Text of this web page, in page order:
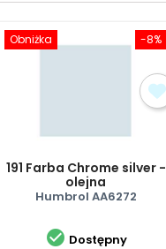
-8%
Obniżka
191 Farba Chrome silver -
olejna
Humbrol AA6272
 Dostępny